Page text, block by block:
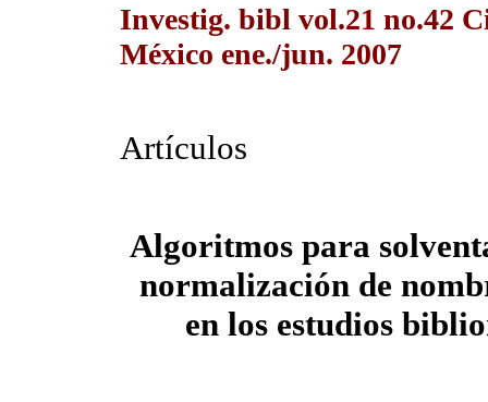
Investig. bibl vol.21 no.42
México ene./jun. 2007
Artículos
Algoritmos para
normalización de
en los estudios